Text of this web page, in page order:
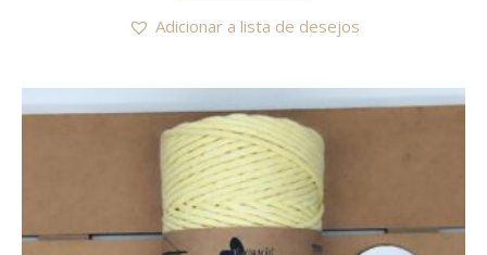
Adicionar a lista de desejos